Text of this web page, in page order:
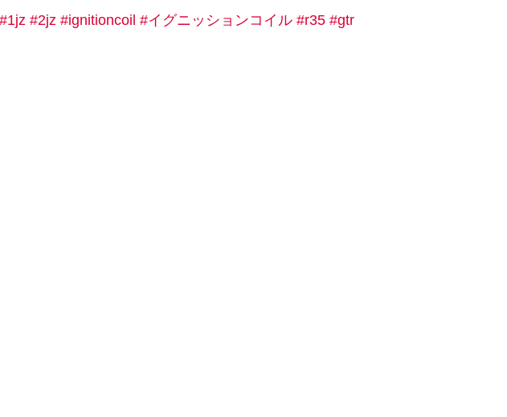
#1jz #2jz #ignitioncoil #イグニッションコイル #r35 #gtr